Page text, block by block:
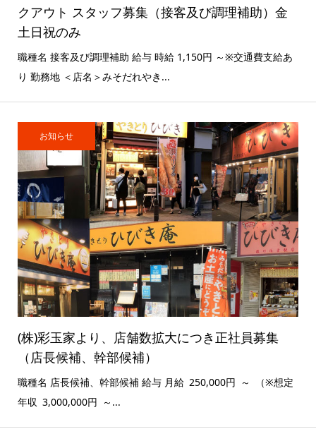
クアウト スタッフ募集（接客及び調理補助）金
土日祝のみ
職種名 接客及び調理補助 給与 時給 1,150円 ～※交通費支給あ
り 勤務地 ＜店名＞みそだれやき...
お知らせ
(株)彩玉家より、店舗数拡大につき正社員募集
（店長候補、幹部候補）
職種名 店長候補、幹部候補 給与 月給 250,000円 ～ （※想定
年収 3,000,000円 ～...